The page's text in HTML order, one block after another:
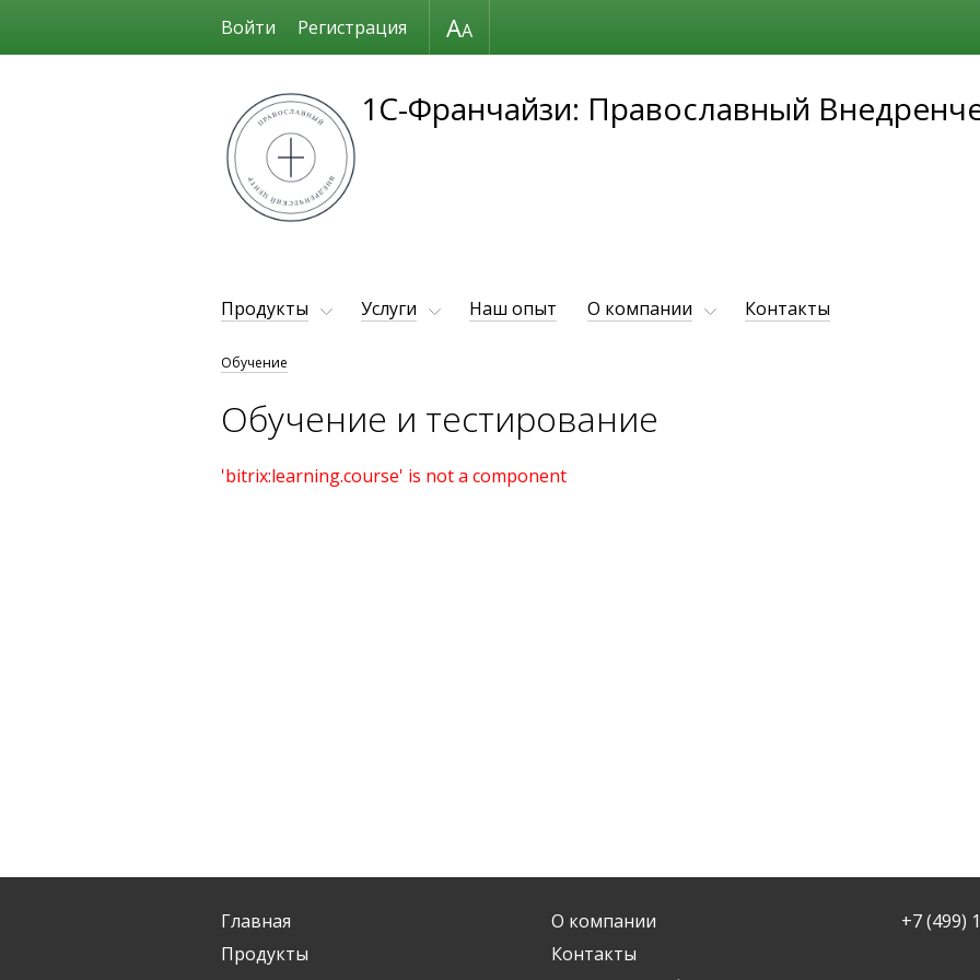
Размер шрифта
1С-Франчайзи: Православный
Войти Регистрация
Продукты Услуги Наш опыт О компании Контакты
Обучение
Обучение и тестирование
'bitrix:learning.course' is not a component
Главная
Продукты
О компании
Контакты
+7 (499)